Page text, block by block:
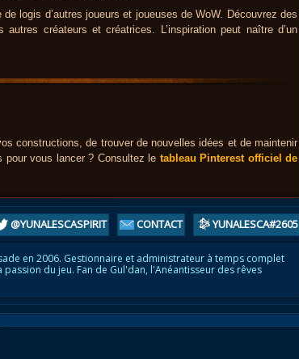
logis d’autres joueurs et joueuses de WoW. Découvrez des
créateurs et créatrices. L’inspiration peut naître d’un
constructions, de trouver de nouvelles idées et de maintenir
pour vous lancer ? Consultez le tableau Pinterest officiel de
YUNALESCA#2605
CONTACT
@YUNALESCASPIRIT
en 2006. Gestionnaire et administrateur à temps complet
du jeu. Fan de Gul'dan, l'Anéantisseur des rêves